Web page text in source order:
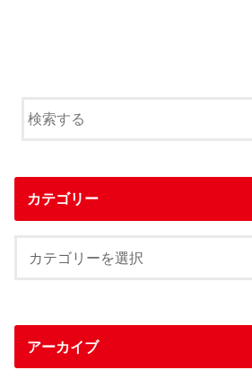
カテゴリー
アーカイブ